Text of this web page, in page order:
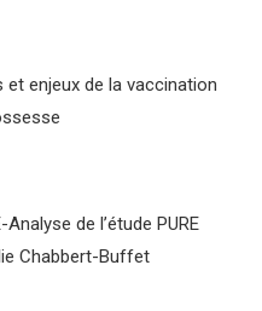
et enjeux de la vaccination
Analyse de l’étude PURE
Chabbert-Buffet